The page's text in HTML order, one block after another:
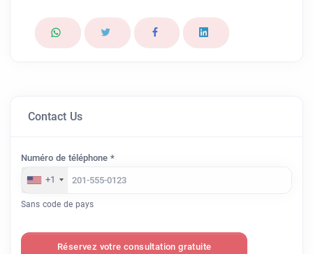
Contact Us
Numéro de téléphone *
+1
Sans code de pays
Réservez votre consultation gratuite